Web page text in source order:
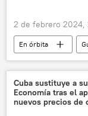
2 de febrero 2024,
En órbita
Colombia
Gobierno de Colombia
📰 Proceso de paz
Cuba sustituye a
Economía tras el
nuevos precios de